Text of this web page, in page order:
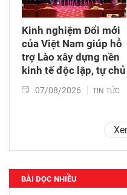
Kinh nghiệm Đổi mới
của Việt Nam giúp hỗ
trợ Lào xây dựng nền
kinh tế độc lập, tự chủ
07/08/2026 TIN TỨC
BÀI ĐỌC NHIỀU